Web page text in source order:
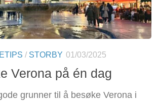
/ STORBY 01/03/2025
Verona på én dag
grunner til å besøke Verona i